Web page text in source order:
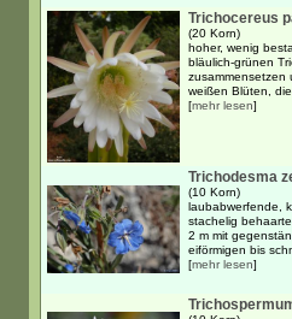
Trichocereus
(20 Korn)
hoher, wenig
bläulich-grünen
zusammensetzen
weißen Blüten,
[mehr lesen]
Trichodesma
(10 Korn)
laubabwerfende,
stachelig
2 m mit
eiförmigen bis
[mehr lesen]